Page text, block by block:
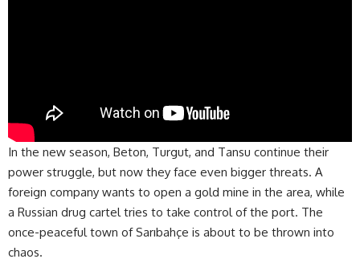
In the new season, Beton, Turgut, and Tansu continue their
power struggle, but now they face even bigger threats. A
foreign company wants to open a gold mine in the area, while
a Russian drug cartel tries to take control of the port. The
once-peaceful town of Sarıbahçe is about to be thrown into
chaos.